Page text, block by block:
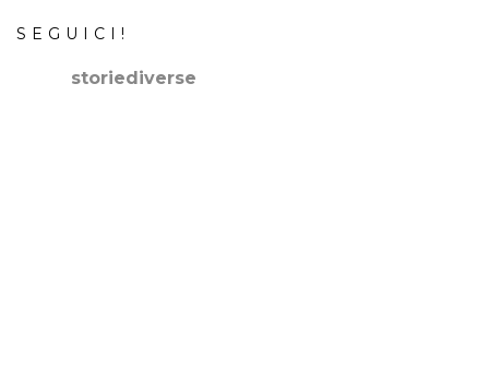
SEGUICI!
storiediverse